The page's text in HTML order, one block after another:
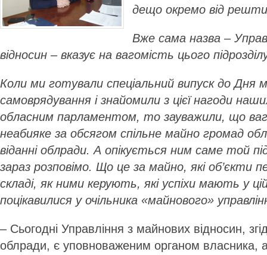
дещо окремо від решти
Вже сама назва –
відносин – вказує на вагомість цього
Коли ми готували спеціальний випуск до Дня
самоврядування і знайомили з цієї нагоди
обласним парламентом, то зауважили, що
неабияке за обсягом спільне майно громад
віданні облради. А опікується ним саме той
зараз розповімо. Що це за майно, які об’єкти
складі, як ними керують, які успіхи мають у
поцікавилися у очільника «майнового»
– Сьогодні Управління з майнових відносин,
облради, є уповноваженим органом власника,